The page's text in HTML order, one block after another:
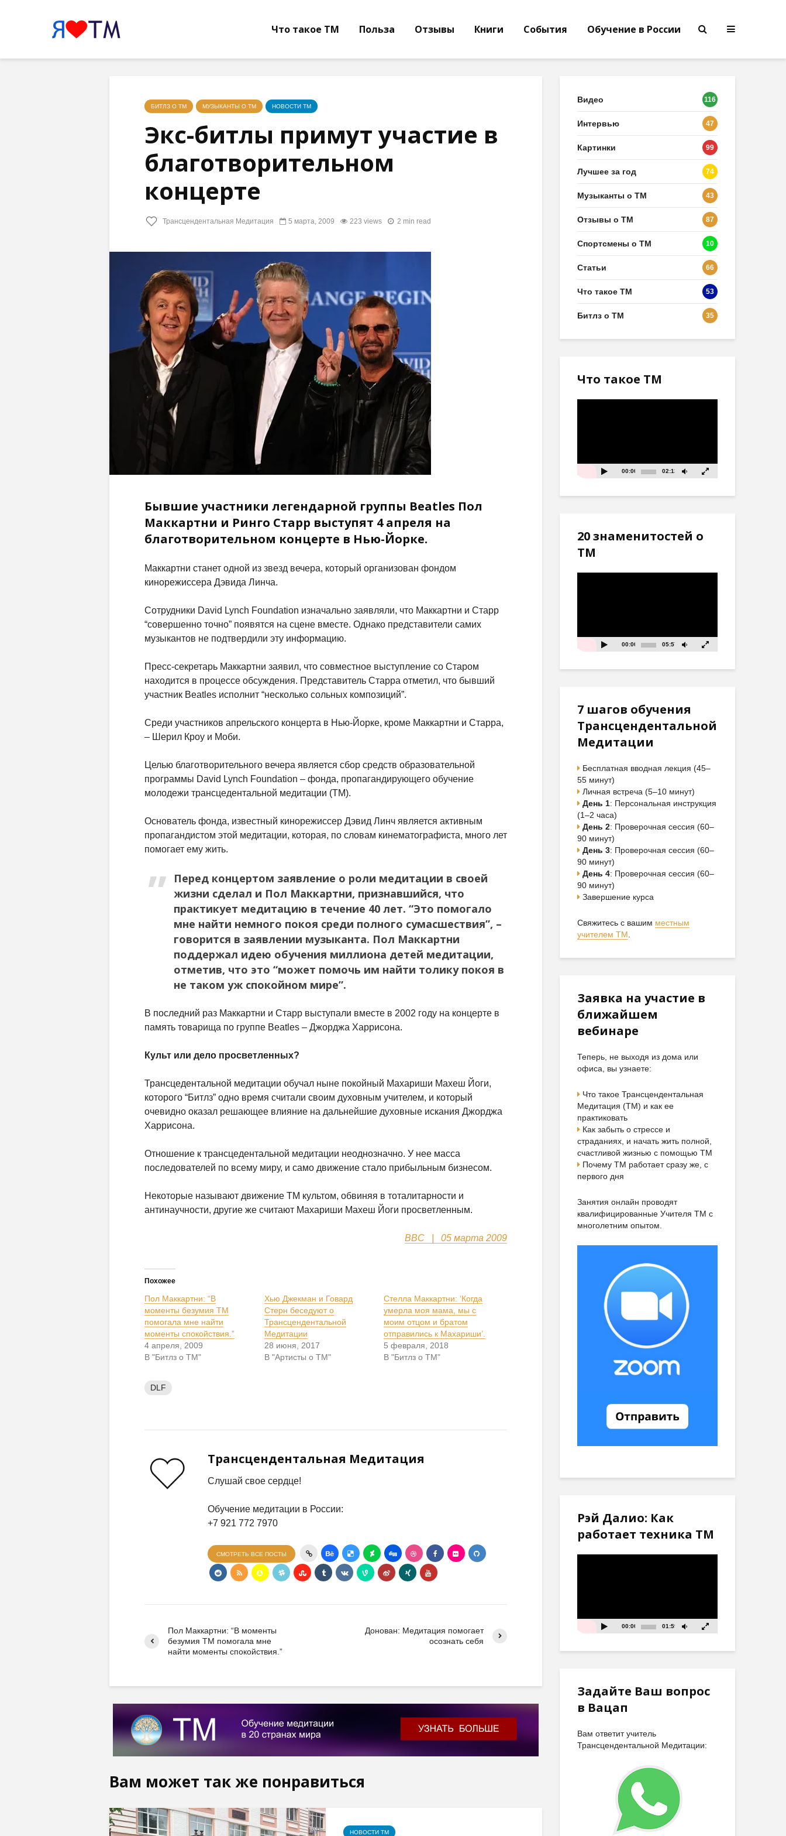
Что такое ТМ Польза Отзывы Книги События Обучение в России
БИТЛЗ О ТМ МУЗЫКАНТЫ О ТМ НОВОСТИ ТМ
Экс-битлы примут участие в
благотворительном
концерте
Трансцендентальная Медитация 5 марта, 2009 223 views 2 min read
Бывшие участники легендарной группы Beatles Пол
Маккартни и Ринго Старр выступят 4 апреля на
благотворительном концерте в Нью-Йорке.
Маккартни станет одной из звезд вечера, который организован фондом
кинорежиссера Дэвида Линча.
Сотрудники David Lynch Foundation изначально заявляли, что Маккартни и Старр
“совершенно точно” появятся на сцене вместе. Однако представители самих
музыкантов не подтвердили эту информацию.
Пресс-секретарь Маккартни заявил, что совместное выступление со Старом
находится в процессе обсуждения. Представитель Старра отметил, что бывший
участник Beatles исполнит “несколько сольных композиций”.
Среди участников апрельского концерта в Нью-Йорке, кроме Маккартни и Старра,
– Шерил Кроу и Моби.
Целью благотворительного вечера является сбор средств образовательной
программы David Lynch Foundation – фонда, пропагандирующего обучение
молодежи трансцедентальной медитации (ТМ).
Основатель фонда, известный кинорежиссер Дэвид Линч является активным
пропагандистом этой медитации, которая, по словам кинематографиста, много лет
помогает ему жить.
Перед концертом заявление о роли медитации в своей
жизни сделал и Пол Маккартни, признавшийся, что
практикует медитацию в течение 40 лет. “Это помогало
мне найти немного покоя среди полного сумасшествия”, –
говорится в заявлении музыканта. Пол Маккартни
поддержал идею обучения миллиона детей медитации,
отметив, что это “может помочь им найти толику покоя в
не таком уж спокойном мире”.
В последний раз Маккартни и Старр выступали вместе в 2002 году на концерте в
память товарища по группе Beatles – Джорджа Харрисона.
Культ или дело просветленных?
Трансцедентальной медитации обучал ныне покойный Махариши Махеш Йоги,
которого “Битлз” одно время считали своим духовным учителем, и который
очевидно оказал решающее влияние на дальнейшие духовные искания Джорджа
Харрисона.
Отношение к трансцедентальной медитации неоднозначно. У нее масса
последователей по всему миру, и само движение стало прибыльным бизнесом.
Некоторые называют движение ТМ культом, обвиняя в тоталитарности и
антинаучности, другие же считают Махариши Махеш Йоги просветленным.
BBC | 05 марта 2009
Похожее
Пол Маккартни: “В
моменты безумия ТМ
помогала мне найти
моменты спокойствия.”
4 апреля, 2009
В "Битлз о ТМ"
Хью Джекман и Говард
Стерн беседуют о
Трансцендентальной
Медитации
28 июня, 2017
В "Артисты о ТМ"
Стелла Маккартни: ‘Когда
умерла моя мама, мы с
моим отцом и братом
отправились к Махариши’.
5 февраля, 2018
В "Битлз о ТМ"
DLF
Трансцендентальная Медитация
Слушай свое сердце!
Обучение медитации в России:
+7 921 772 7970
СМОТРЕТЬ ВСЕ ПОСТЫ
Пол Маккартни: “В моменты
безумия ТМ помогала мне
найти моменты спокойствия.”
Донован: Медитация помогает
осознать себя
Вам может так же понравиться
НОВОСТИ ТМ
Видео 116
Интервью 47
Картинки 99
Лучшее за год 74
Музыканты о ТМ 43
Отзывы о ТМ 87
Спортсмены о ТМ 10
Статьи 66
Что такое ТМ 53
Битлз о ТМ 35
Что такое ТМ
00:00 02:13
20 знаменитостей о
ТМ
00:00 05:57
7 шагов обучения
Трансцендентальной
Медитации
Бесплатная вводная лекция (45–
55 минут)
Личная встреча (5–10 минут)
День 1: Персональная инструкция
(1–2 часа)
День 2: Проверочная сессия (60–
90 минут)
День 3: Проверочная сессия (60–
90 минут)
День 4: Проверочная сессия (60–
90 минут)
Завершение курса
Свяжитесь с вашим местным
учителем ТМ
Заявка на участие в
ближайшем
вебинаре
Теперь, не выходя из дома или
офиса, вы узнаете:
Что такое Трансцендентальная
Медитация (ТМ) и как ее
практиковать
Как забыть о стрессе и
страданиях, и начать жить полной,
счастливой жизнью с помощью ТМ
Почему ТМ работает сразу же, с
первого дня
Занятия онлайн проводят
квалифицированные Учителя ТМ с
многолетним опытом.
Рэй Далио: Как
работает техника ТМ
00:00 01:59
Задайте Ваш вопрос
в Вацап
Вам ответит учитель
Трансцендентальной Медитации: